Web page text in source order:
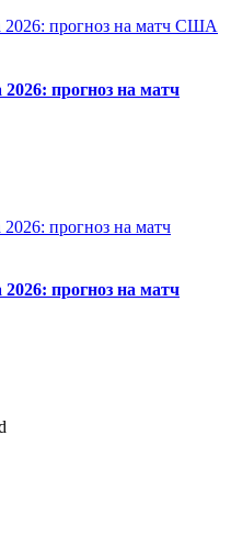
прогноз на матч
прогноз на матч